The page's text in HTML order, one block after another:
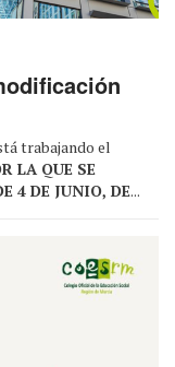
trabajando el
LA QUE SE
4 DE JUNIO, DE...